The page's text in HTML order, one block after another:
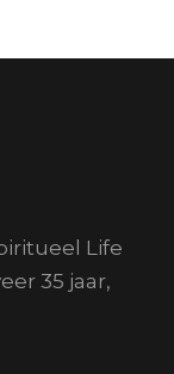
Life
35 jaar,